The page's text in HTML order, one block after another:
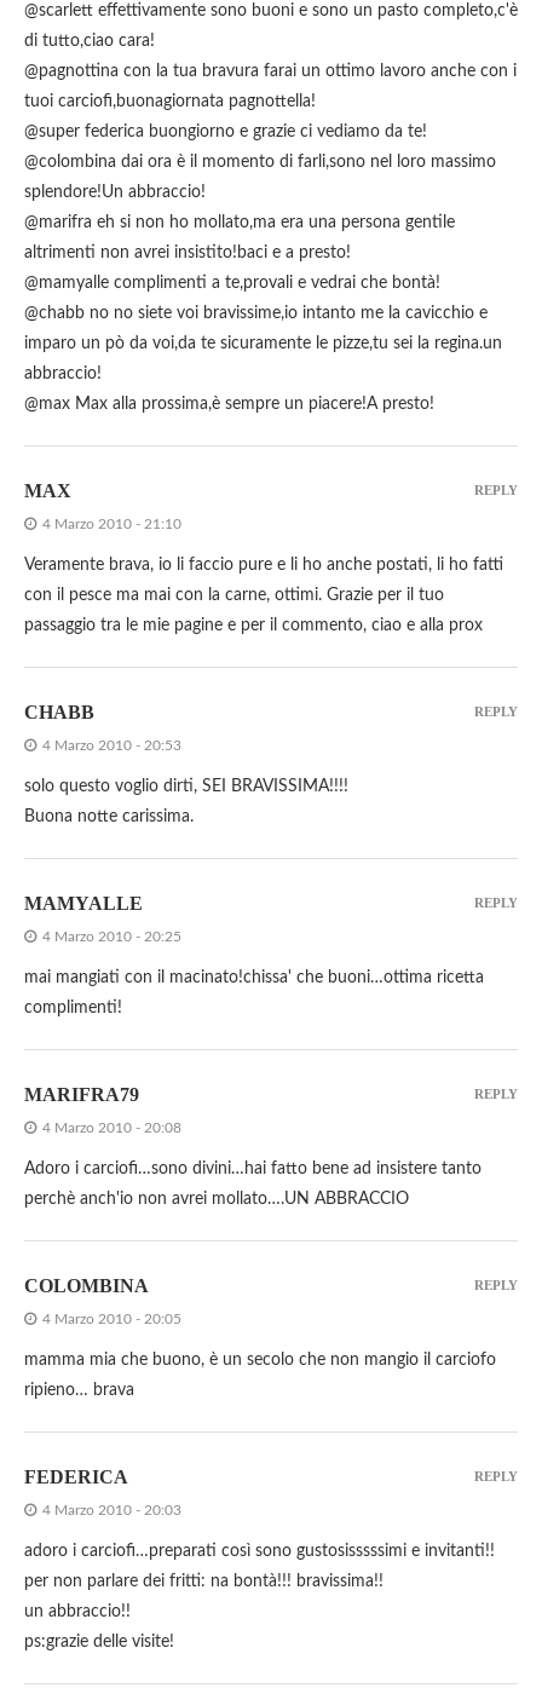
@scarlett effettivamente sono buoni e sono un pasto completo,c'è
di tutto,ciao cara!
@pagnottina con la tua bravura farai un ottimo lavoro anche con i
tuoi carciofi,buonagiornata pagnottella!
@super federica buongiorno e grazie ci vediamo da te!
@colombina dai ora è il momento di farli,sono nel loro massimo
splendore!Un abbraccio!
@marifra eh si non ho mollato,ma era una persona gentile
altrimenti non avrei insistito!baci e a presto!
@mamyalle complimenti a te,provali e vedrai che bontà!
@chabb no no siete voi bravissime,io intanto me la cavicchio e
imparo un pò da voi,da te sicuramente le pizze,tu sei la regina.un
abbraccio!
@max Max alla prossima,è sempre un piacere!A presto!
MAX
4 Marzo 2010 - 21:10
Veramente brava, io li faccio pure e li ho anche postati, li ho fatti
con il pesce ma mai con la carne, ottimi. Grazie per il tuo
passaggio tra le mie pagine e per il commento, ciao e alla prox
REPLY
CHABB
4 Marzo 2010 - 20:53
solo questo voglio dirti, SEI BRAVISSIMA!!!!
Buona notte carissima.
REPLY
MAMYALLE
4 Marzo 2010 - 20:25
mai mangiati con il macinato!chissa' che buoni…ottima ricetta
complimenti!
REPLY
MARIFRA79
4 Marzo 2010 - 20:08
Adoro i carciofi…sono divini…hai fatto bene ad insistere tanto
perchè anch'io non avrei mollato….UN ABBRACCIO
REPLY
COLOMBINA
4 Marzo 2010 - 20:05
mamma mia che buono, è un secolo che non mangio il carciofo
ripieno… brava
REPLY
FEDERICA
4 Marzo 2010 - 20:03
adoro i carciofi…preparati così sono gustosisssssimi e invitanti!!
per non parlare dei fritti: na bontà!!! bravissima!!
un abbraccio!!
ps:grazie delle visite!
REPLY